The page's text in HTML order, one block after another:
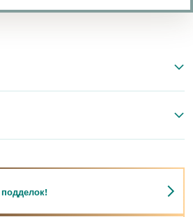
подделок!